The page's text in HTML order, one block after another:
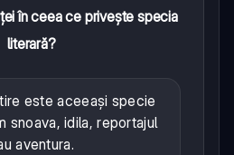
în ceea ce privește specia
literară?
este aceeași specie
snoava, idila, reportajul
aventura.